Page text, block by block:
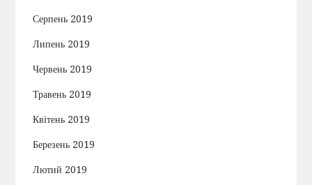
Серпень 2019
Липень 2019
Червень 2019
Травень 2019
Квітень 2019
Березень 2019
Лютий 2019